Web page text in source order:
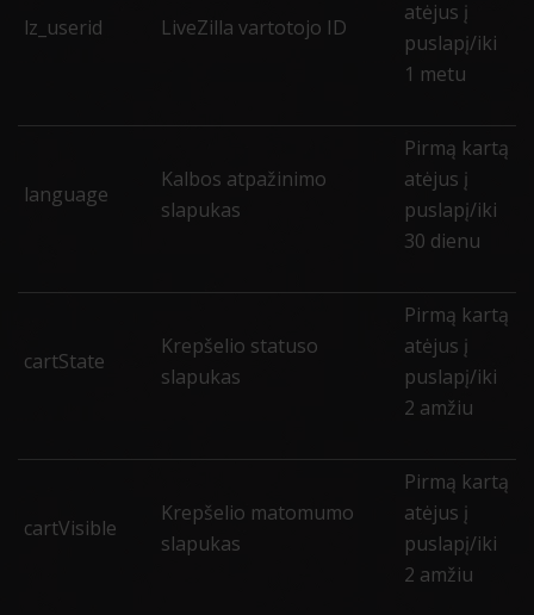
lz_userid LiveZilla vartotojo ID
atėjus į
puslapį/iki
1 metu
language
Kalbos atpažinimo
slapukas
Pirmą kartą
atėjus į
puslapį/iki
30 dienu
cartState
Krepšelio statuso
slapukas
Pirmą kartą
atėjus į
puslapį/iki
2 amžiu
cartVisible
Krepšelio matomumo
slapukas
Pirmą kartą
atėjus į
puslapį/iki
2 amžiu